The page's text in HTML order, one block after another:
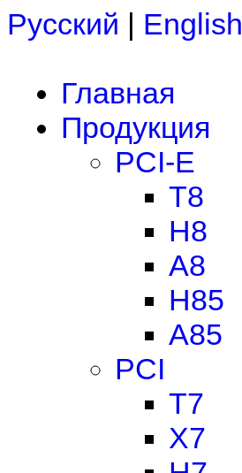
Русский | English
Главная
Продукция
PCI-E
T8
H8
A8
H85
A85
PCI
T7
X7